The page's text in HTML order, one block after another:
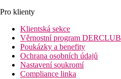
Pro klienty
Klientská sekce
Věrnostní program DERCLUB
Poukázky a benefity
Ochrana osobních údajů
Nastavení soukromí
Compliance linka